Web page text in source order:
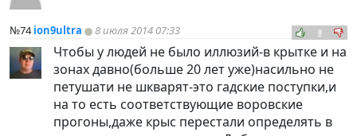
№74ion9ultra 8 июля 2014 07:33 0
Чтобы у людей не было иллюзий-в крытке и на
зонах давно(больше 20 лет уже)насильно не
петушати не шкварят-это гадские поступки,и
на то есть соответствующие воровские
прогоны,даже крыс перестали определять в